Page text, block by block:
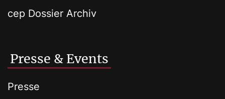
cep Dossier Archiv
Presse & Events
Presse